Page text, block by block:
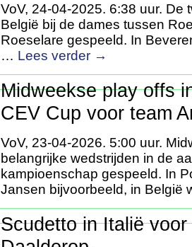
VoV, 24-04-2025. 6:38 uur. De
België bij de dames tussen
Roeselare gespeeld. In
… Lees verder →
Midweekse play offs
CEV Cup voor team
VoV, 23-04-2026. 5:00 uur.
belangrijke wedstrijden in de
kampioenschap gespeeld. In
Jansen bijvoorbeeld, in
Scudetto in Italië